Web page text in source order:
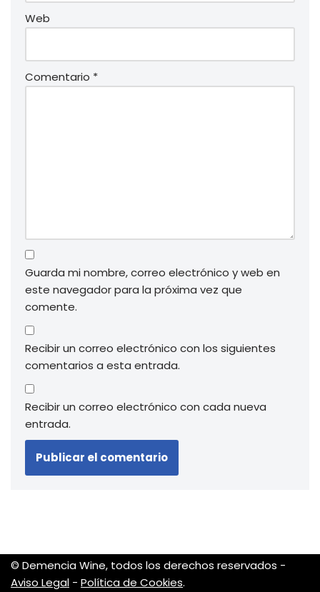
Web
Comentario *
Guarda mi nombre, correo electrónico y web en
este navegador para la próxima vez que
comente.
Recibir un correo electrónico con los siguientes
comentarios a esta entrada.
Recibir un correo electrónico con cada nueva
entrada.
© Demencia Wine, todos los derechos reservados -
Aviso Legal - Política de Cookies.